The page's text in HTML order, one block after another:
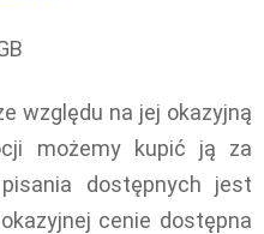
względu na jej okazyjną
możemy kupić ją za
dostępnych jest
cenie dostępna